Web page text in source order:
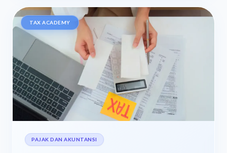
TAX ACADEMY
PAJAK DAN AKUNTANSI